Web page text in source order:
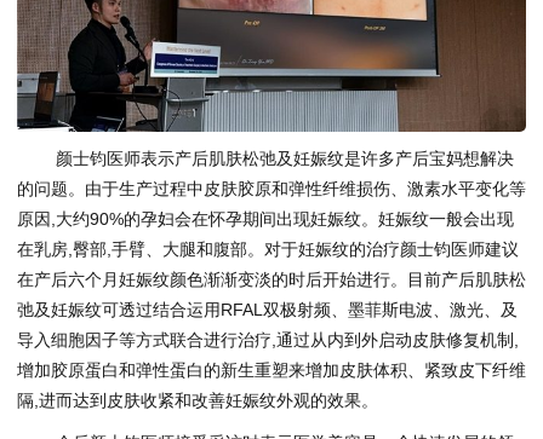
颜士钧医师表示产后肌肤松弛及妊娠纹是许多产后宝妈想解决
的问题。由于生产过程中皮肤胶原和弹性纤维损伤、激素水平变化等
原因,大约90%的孕妇会在怀孕期间出现妊娠纹。妊娠纹一般会出现
在乳房,臀部,手臂、大腿和腹部。对于妊娠纹的治疗颜士钧医师建议
在产后六个月妊娠纹颜色渐渐变淡的时后开始进行。目前产后肌肤松
弛及妊娠纹可透过结合运用RFAL双极射频、墨菲斯电波、激光、及
导入细胞因子等方式联合进行治疗,通过从内到外启动皮肤修复机制,
增加胶原蛋白和弹性蛋白的新生重塑来增加皮肤体积、紧致皮下纤维
隔,进而达到皮肤收紧和改善妊娠纹外观的效果。